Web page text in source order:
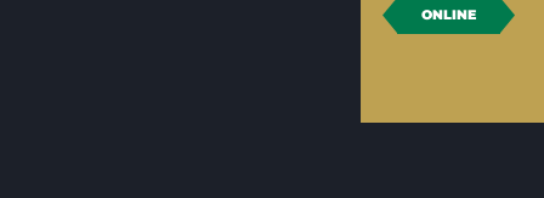
ONLINE